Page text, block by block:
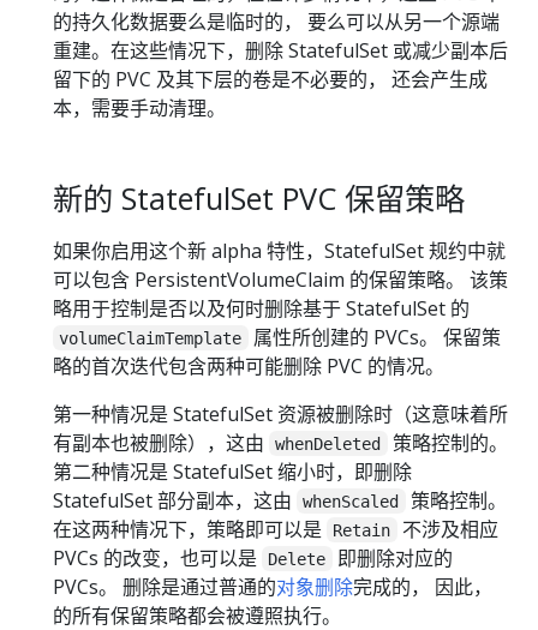
的持久化数据要么是临时的， 要么可以从另一个源端
重建。在这些情况下，删除 StatefulSet 或减少副本后
留下的 PVC 及其下层的卷是不必要的， 还会产生成
本，需要手动清理。
新的 StatefulSet PVC 保留策略
如果你启用这个新 alpha 特性，StatefulSet 规约中就
可以包含 PersistentVolumeClaim 的保留策略。 该策
略用于控制是否以及何时删除基于 StatefulSet 的
volumeClaimTemplate
属性所创建的 PVCs。 保留策
略的首次迭代包含两种可能删除 PVC 的情况。
第一种情况是 StatefulSet 资源被删除时（这意味着所
有副本也被删除），这由
whenDeleted
策略控制的。
第二种情况是 StatefulSet 缩小时，即删除
StatefulSet 部分副本，这由
whenScaled
策略控制。
在这两种情况下，策略即可以是
Retain
不涉及相应
PVCs 的改变，也可以是
Delete
即删除对应的
PVCs。 删除是通过普通的对象删除完成的， 因此，
的所有保留策略都会被遵照执行。